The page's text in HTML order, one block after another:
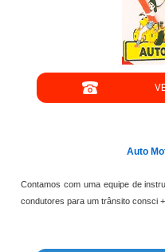
VER
Auto
Contamos com uma equipe de
condutores para um trânsito consci +